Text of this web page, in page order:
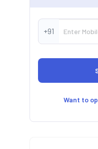
+91
Want to